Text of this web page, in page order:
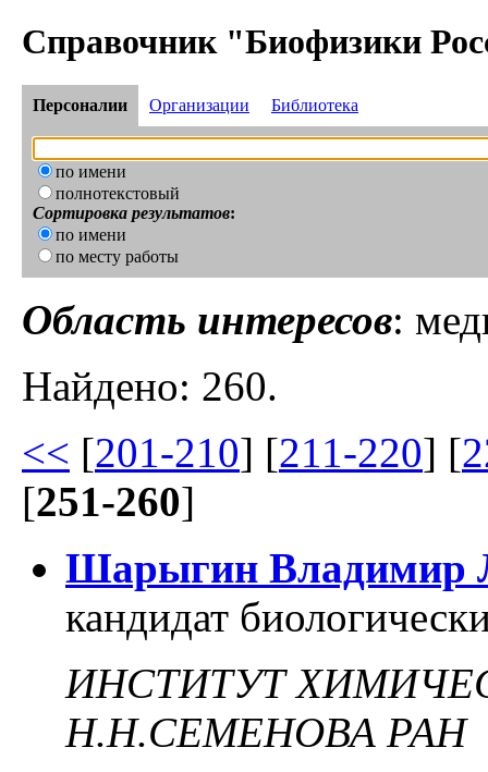
Справочник "Биофизики
Персоналии Организации Библиотека
по имени
полнотекстовый
Сортировка результатов:
по имени
по месту работы
Область интересов:
Найдено: 260.
<< [201-210] [211-220] [
[251-260]
Шарыгин Владимир
кандидат
ИНСТИТУТ
Н.Н.СЕМЕНОВА РАН